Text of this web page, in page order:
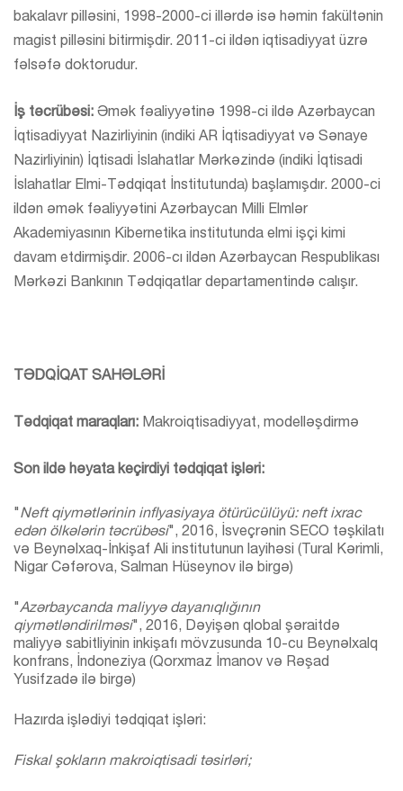
bakalavr pilləsini, 1998-2000-ci illərdə isə həmin fakültənin
magist pilləsini bitirmişdir. 2011-ci ildən iqtisadiyyat üzrə
fəlsəfə doktorudur.
İş təcrübəsi: Əmək fəaliyyətinə 1998-ci ildə Azərbaycan
İqtisadiyyat Nazirliyinin (indiki AR İqtisadiyyat və Sənaye
Nazirliyinin) İqtisadi İslahatlar Mərkəzində (indiki İqtisadi
İslahatlar Elmi-Tədqiqat İnstitutunda) başlamışdır. 2000-ci
ildən əmək fəaliyyətini Azərbaycan Milli Elmlər
Akademiyasının Kibernetika institutunda elmi işçi kimi
davam etdirmişdir. 2006-cı ildən Azərbaycan Respublikası
Mərkəzi Bankının Tədqiqatlar departamentində calışır.
TƏDQİQAT SAHƏLƏRİ
Tədqiqat maraqları: Makroiqtisadiyyat, modelləşdirmə
Son ildə həyata keçirdiyi tədqiqat işləri:
"Neft qiymətlərinin inflyasiyaya ötürücülüyü: neft ixrac
edən ölkələrin təcrübəsi", 2016, İsveçrənin SECO təşkilatı
və Beynəlxaq-İnkişaf Ali institutunun layihəsi (Tural Kərimli,
Nigar Cəfərova, Salman Hüseynov ilə birgə)
"Azərbaycanda maliyyə dayanıqlığının
qiymətləndirilməsi", 2016, Dəyişən qlobal şəraitdə
maliyyə sabitliyinin inkişafı mövzusunda 10-cu Beynəlxalq
konfrans, İndoneziya (Qorxmaz İmanov və Rəşad
Yusifzadə ilə birgə)
Hazırda işlədiyi tədqiqat işləri:
Fiskal şokların makroiqtisadi təsirləri;